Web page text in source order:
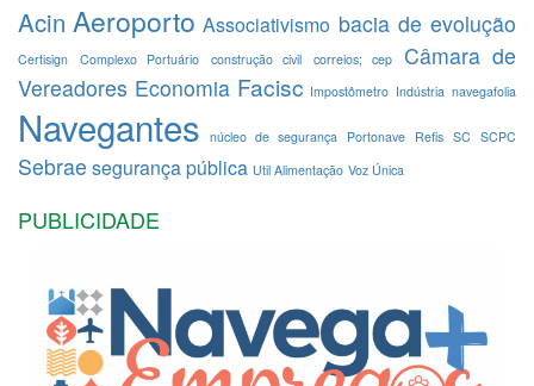
Acin Aeroporto Associativismo bacia de evolução
Certisign Complexo Portuário construção civil correios; cep
Câmara de
Vereadores Economia Facisc Impostômetro Indústria navegafolia
Navegantes núcleo de segurança Portonave Refis SC SCPC
Sebrae segurança pública Util Alimentação Voz Única
PUBLICIDADE